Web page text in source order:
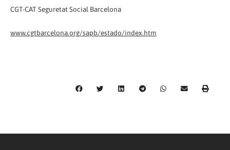
CGT-CAT Seguretat Social Barcelona
www.cgtbarcelona.org/sapb/estado/index.htm